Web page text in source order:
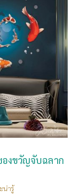
งขวัญจับฉลาก
น่ารู้